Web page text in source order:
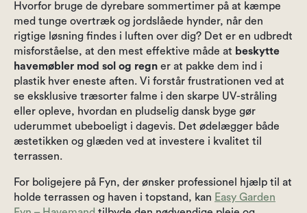
Hvorfor bruge de dyrebare sommertimer på at kæmpe
med tunge overtræk og jordslåede hynder, når den
rigtige løsning findes i luften over dig? Det er en udbredt
misforståelse, at den mest effektive måde at beskytte
havemøbler mod sol og regn er at pakke dem ind i
plastik hver eneste aften. Vi forstår frustrationen ved at
se eksklusive træsorter falme i den skarpe UV-stråling
eller opleve, hvordan en pludselig dansk byge gør
uderummet ubeboeligt i dagevis. Det ødelægger både
æstetikken og glæden ved at investere i kvalitet til
terrassen.
For boligejere på Fyn, der ønsker professionel hjælp til at
holde terrassen og haven i topstand, kan Easy Garden